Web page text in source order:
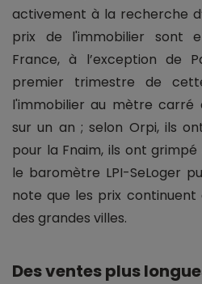
activement à la recherche
prix de l'immobilier sont
France, à l’exception de
premier trimestre de
l'immobilier au mètre carré
sur un an ; selon Orpi, ils
pour la Fnaim, ils ont grimpé
le baromètre LPI-SeLoger
note que les prix continuent
des grandes villes.
Des ventes plus